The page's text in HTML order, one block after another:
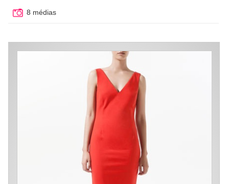
8 médias